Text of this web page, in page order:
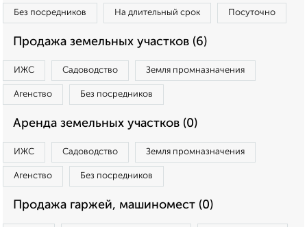
Без посредников На длительный срок Посуточно
Продажа земельных участков (6)
ИЖС Садоводство Земля промназначения
Агенство Без посредников
Аренда земельных участков (0)
ИЖС Садоводство Земля промназначения
Агенство Без посредников
Продажа гаржей, машиномест (0)